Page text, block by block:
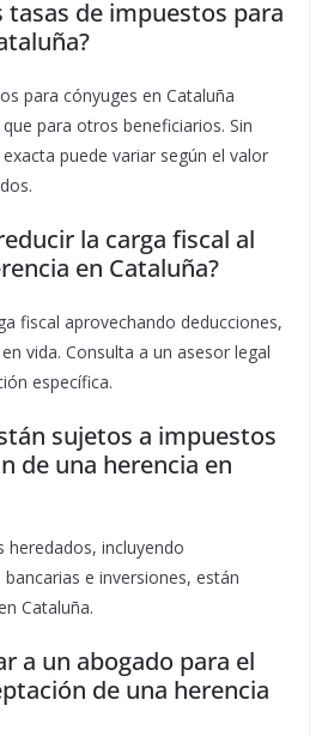
tasas de impuestos para
para cónyuges en Cataluña
para otros beneficiarios. Sin
puede variar según el valor
la carga fiscal al
en Cataluña?
fiscal aprovechando deducciones,
vida. Consulta a un asesor legal
específica.
sujetos a impuestos
de una herencia en
heredados, incluyendo
e inversiones, están
Cataluña.
a un abogado para el
de una herencia